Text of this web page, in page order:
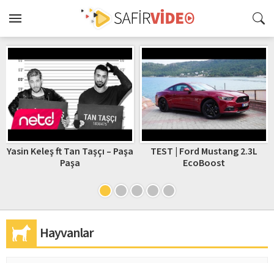
Yasin Keleş ft Tan Taşçı – Paşa
Paşa
TEST | Ford Mustang 2.3L
EcoBoost
Hayvanlar